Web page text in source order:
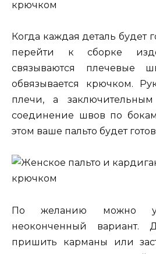
Когда каждая деталь будет
перейти к сборке
связываются плечевые
обвязывается крючком.
плечи, а заключительным
соединение швов по
этом ваше пальто будет
По желанию можно
неоконченный вариант.
пришить карманы или